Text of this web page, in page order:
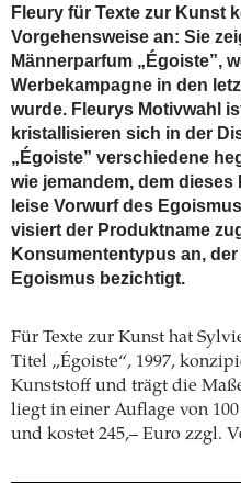
Fleury für Texte zur Kunst
Vorgehensweise an: Sie
Männerparfum „Égoiste”,
Werbekampagne in den
wurde. Fleurys Motivwahl
kristallisieren sich in der
„Égoiste” verschiedene
wie jemandem, dem
leise Vorwurf des
visiert der Produktname
Konsumententypus an,
Egoismus bezichtigt.
Für Texte zur Kunst hat
Titel „Égoiste“, 1997,
Kunststoff und trägt die
liegt in einer Auflage von
und kostet 245,– Euro zzgl.